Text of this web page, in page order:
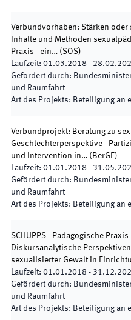
Verbundvorhaben: Stärken oder
Inhalte und Methoden
Praxis - ein… (SOS)
Laufzeit: 01.03.2018 -
Gefördert durch:
und Raumfahrt
Art des Projekts: Beteiligung an
Verbundprojekt: Beratung zu
Geschlechterperspektive -
und Intervention in… ( BerGE)
Laufzeit: 01.01.2018 -
Gefördert durch:
und Raumfahrt
Art des Projekts: Beteiligung an
SCHUPPS - Pädagogische
Diskursanalytische
sexualisierter Gewalt in
Laufzeit: 01.01.2018 -
Gefördert durch:
und Raumfahrt
Art des Projekts: Beteiligung an